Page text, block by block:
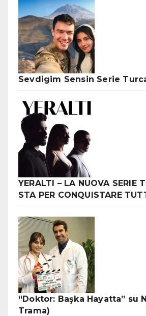
Sevdigim Sensin Serie
YERALTI – LA NUOVA SERIE
STA PER CONQUISTARE
“Doktor: Başka Hayatta” su
Trama)